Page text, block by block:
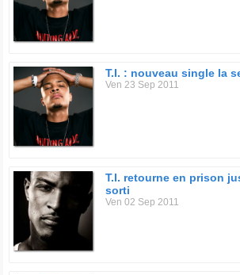
T.I. : nouveau single la
Ven 23 Sep 2011
T.I. retourne en prison
sorti
Ven 02 Sep 2011